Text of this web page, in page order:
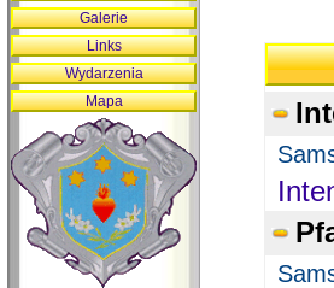
Galerie
Links
Wydarzenia
Mapa